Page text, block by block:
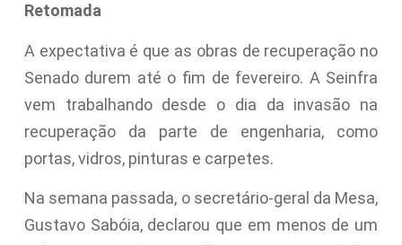
Retomada
A expectativa é que as obras de recuperação no
Senado durem até o fim de fevereiro. A Seinfra
vem trabalhando desde o dia da invasão na
recuperação da parte de engenharia, como
portas, vidros, pinturas e carpetes.
Na semana passada, o secretário-geral da Mesa,
Gustavo Sabóia, declarou que em menos de um